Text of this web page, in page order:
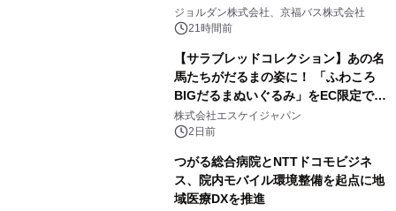
ジョルダン株式会社、京福バス株式会社
21時間前
【サラブレッドコレクション】あの名
馬たちがだるまの姿に！ 「ふわころ
BIGだるまぬいぐるみ」をEC限定で受
注販売開始
株式会社エスケイジャパン
2日前
つがる総合病院とNTTドコモビジネ
ス、院内モバイル環境整備を起点に地
域医療DXを推進